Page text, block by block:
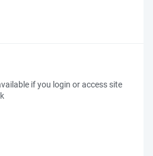
if you login or access site